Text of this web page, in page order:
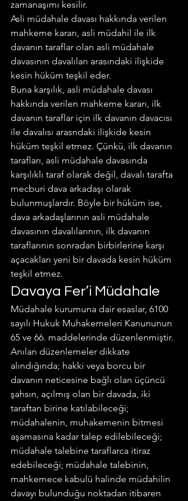
zamanaşımı kesilir.
Asli müdahale davası hakkında verilen
mahkeme kararı, asli müdahil ile ilk
davanın taraflar olan asli müdahale
davasının davalıları arasındaki ilişkide
kesin hüküm teşkil eder.
Buna karşılık, asli müdahale davası
hakkında verilen mahkeme kararı, ilk
davanın taraflar için ilk davanın davacısı
ile davalısı arasndaki ilişkide kesin
hüküm teşkil etmez. Çünkü, ilk davanın
tarafları, asli müdahale davasında
karşılıklı taraf olarak değil, davalı tarafta
mecburi dava arkadaşı olarak
bulunmuşlardır. Böyle bir hüküm ise,
dava arkadaşlarının asli müdahale
davasının davalılarının, ilk davanın
taraflarının sonradan birbirlerine karşı
açacakları yeni bir davada kesin hüküm
teşkil etmez.
Davaya Fer’i Müdahale
Müdahale kurumuna dair esaslar, 6100
sayılı Hukuk Muhakemeleri Kanununun
65 ve 66. maddelerinde düzenlenmiştir.
Anılan düzenlemeler dikkate
alındığında; hakki veya borcu bir
davanın neticesine bağlı olan üçüncü
şahsın, açılmış olan bir davada, iki
taraftan birine katılabileceği;
müdahalenin, muhakemenin bitmesi
aşamasına kadar talep edilebileceği;
müdahale talebine taraflarca itiraz
edebileceği; müdahale talebinin,
mahkemece kabulü halinde müdahilin
davayı bulunduğu noktadan itibaren